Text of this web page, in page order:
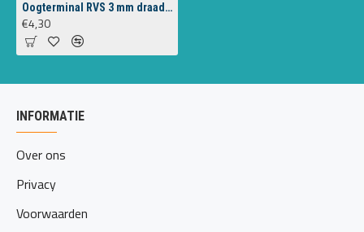
Oogterminal RVS 3 mm draad 6.5 mm oog
€4,30
INFORMATIE
Over ons
Privacy
Voorwaarden